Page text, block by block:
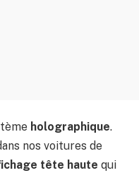
holographique.
nos voitures de
tête haute qui